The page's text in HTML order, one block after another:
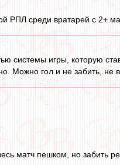
РПЛ среди вратарей с 2+
системы игры, которую
гол и не забить,.не
матч пешком, но забить